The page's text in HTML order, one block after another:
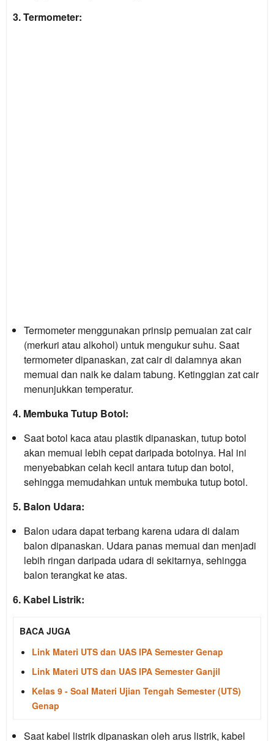
3. Termometer:
Termometer menggunakan prinsip pemuaian zat cair
(merkuri atau alkohol) untuk mengukur suhu. Saat
termometer dipanaskan, zat cair di dalamnya akan
memuai dan naik ke dalam tabung. Ketinggian zat cair
menunjukkan temperatur.
4. Membuka Tutup Botol:
Saat botol kaca atau plastik dipanaskan, tutup botol
akan memuai lebih cepat daripada botolnya. Hal ini
menyebabkan celah kecil antara tutup dan botol,
sehingga memudahkan untuk membuka tutup botol.
5. Balon Udara:
Balon udara dapat terbang karena udara di dalam
balon dipanaskan. Udara panas memuai dan menjadi
lebih ringan daripada udara di sekitarnya, sehingga
balon terangkat ke atas.
6. Kabel Listrik:
BACA JUGA
Link Materi UTS dan UAS IPA Semester Genap
Link Materi UTS dan UAS IPA Semester Ganjil
Kelas 9 - Soal Materi Ujian Tengah Semester (UTS)
Genap
Saat kabel listrik dipanaskan oleh arus listrik, kabel